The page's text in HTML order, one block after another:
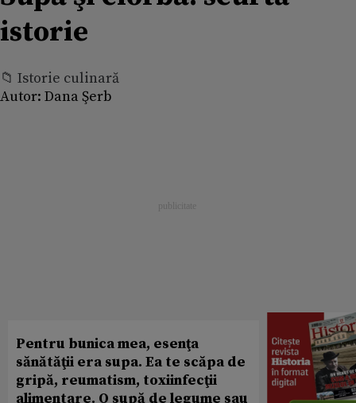
istorie
📁 Istorie culinară
Autor: Dana Şerb
Pentru bunica mea, esenţa
sănătăţii era supa. Ea te scăpa de
gripă, reumatism, toxiinfecţii
alimentare. O supă de legume sau